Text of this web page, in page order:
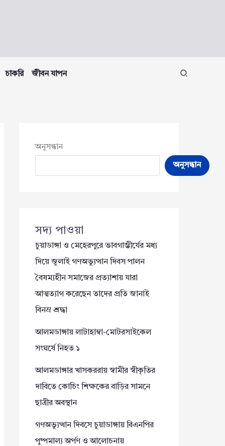
চাকরি জীবন যাপন
অনুসন্ধান
অনুসন্ধান
সদ্য পাওয়া
চুয়াডাঙ্গা ও মেহেরপুরে ভাবগাম্ভীর্যের মধ্য
দিয়ে জুলাই গণঅভ্যুত্থান দিবস পালন
বৈষম্যহীন সমাজের প্রত্যাশায় যারা
আত্মত্যাগ করেছেন তাদের প্রতি জানাই
বিনম্র শ্রদ্ধা
আলমডাঙ্গায় লাটাহাম্বা-মোটরসাইকেল
সংঘর্ষে নিহত ১
আলমডাঙ্গার খাসকররায় স্বামীর স্বীকৃতির
দাবিতে কোচিং শিক্ষকের বাড়ির সামনে
ছাত্রীর অবস্থান
গণঅভ্যুত্থান দিবসে চুয়াডাঙ্গায় বিএনপির
পুষ্পমাল্য অর্পণ ও আলোচনায়